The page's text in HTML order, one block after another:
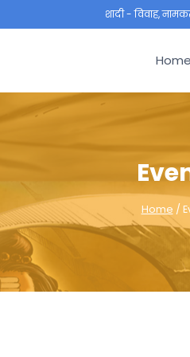
शादी - विवाह,
Home
Home /